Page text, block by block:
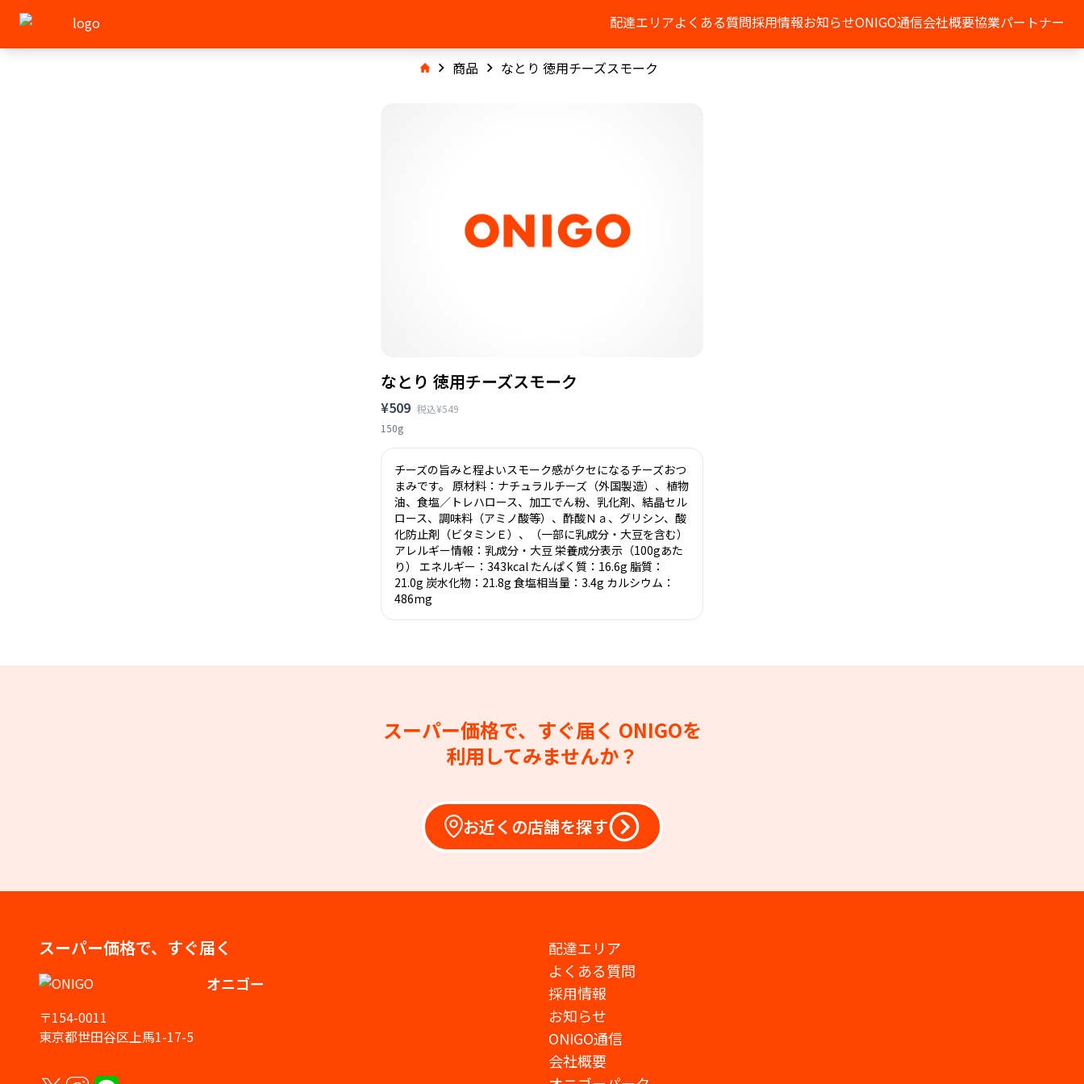
配達エリアよくある質問採用情報お知らせONIGO通信会社概要協業パートナー
商品 なとり 徳用チーズスモーク
なとり 徳用チーズスモーク
¥509 税込¥549
150g
チーズの旨みと程よいスモーク感がクセになるチーズおつ
まみです。 原材料：ナチュラルチーズ（外国製造）、植物
油、食塩／トレハロース、加工でん粉、乳化剤、結晶セル
ロース、調味料（アミノ酸等）、酢酸Ｎａ、グリシン、酸
化防止剤（ビタミンＥ）、（一部に乳成分・大豆を含む）
アレルギー情報：乳成分・大豆 栄養成分表示（100gあた
り） エネルギー：343kcal たんぱく質：16.6g 脂質：
21.0g 炭水化物：21.8g 食塩相当量：3.4g カルシウム：
486mg
スーパー価格で、すぐ届く ONIGOを
利用してみませんか？
お近くの店舗を探す
スーパー価格で、すぐ届く
オニゴー
〒154-0011
東京都世田谷区上馬1-17-5
配達エリア
よくある質問
採用情報
お知らせ
ONIGO通信
会社概要